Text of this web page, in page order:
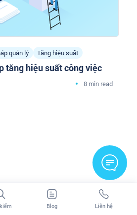
quản lý Tăng hiệu suất
tăng hiệu suất công việc
8 min read
Blog Liên hệ